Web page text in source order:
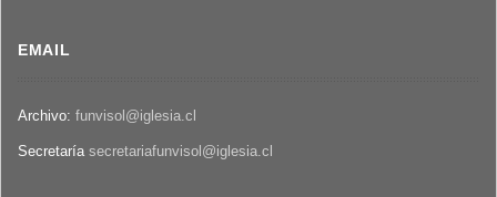
EMAIL
Archivo: funvisol@iglesia.cl
Secretaría secretariafunvisol@iglesia.cl